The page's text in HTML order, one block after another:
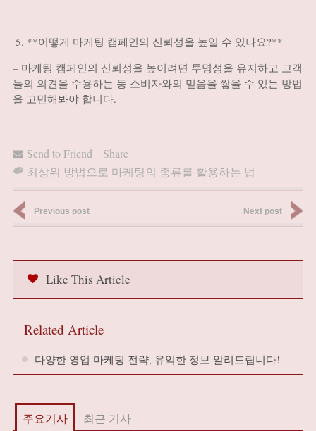
**어떻게 마케팅 캠페인의 신뢰성을 높일 수 있나요?**
– 마케팅 캠페인의 신뢰성을 높이려면 투명성을 유지하고 고객
들의 의견을 수용하는 등 소비자와의 믿음을 쌓을 수 있는 방법
을 고민해봐야 합니다.
Send to Friend
Share
최상위 방법으로 마케팅의 종류를 활용하는 법
Previous post Next post
Like This Article
Related Article
다양한 영업 마케팅 전략, 유익한 정보 알려드립니다!
주요기사 최근 기사